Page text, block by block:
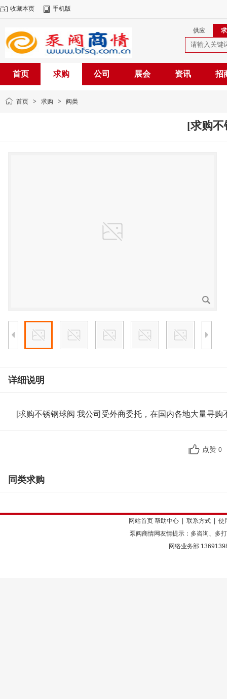
收藏本页 手机版
供应
首页 求购 公司 展会 资讯 招
首页 > 求购 > 阀类
[求购不
详细说明
[求购不锈钢球阀 我公司受外商委托，在国内各地大量寻
点赞 0
同类求购
网站首页 帮助中心 联系方式
使
泵阀商情网友情提示：多咨询、多
网络业务部